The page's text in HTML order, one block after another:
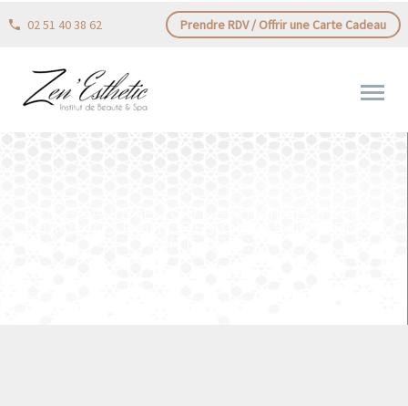
02 51 40 38 62 Prendre RDV / Offrir une Carte Cadeau